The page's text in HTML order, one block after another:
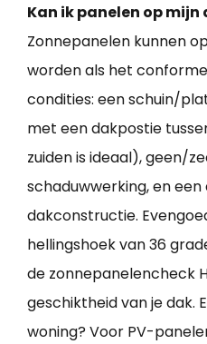
Kan ik panelen op mijn
Zonnepanelen kunnen
worden als het
condities: een schuin/
met een dakpostie
zuiden is ideaal), geen/
schaduwwerking, en een
dakconstructie.
hellingshoek van 36
de zonnepanelencheck
geschiktheid van je dak.
woning? Voor PV-